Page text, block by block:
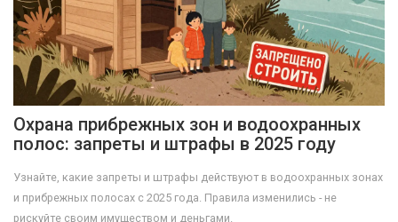
Охрана прибрежных зон и водоохранных
полос: запреты и штрафы в 2025 году
Узнайте, какие запреты и штрафы действуют в водоохранных зонах
и прибрежных полосах с 2025 года. Правила изменились - не
рискуйте своим имуществом и деньгами.